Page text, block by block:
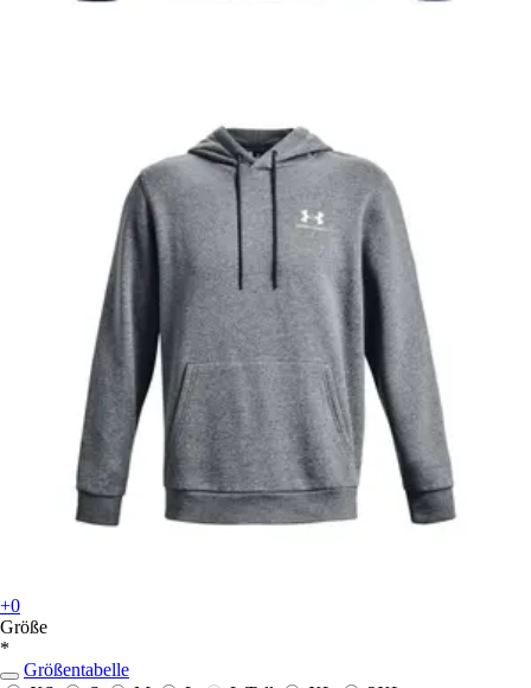
+0
Größe
*
Größentabelle